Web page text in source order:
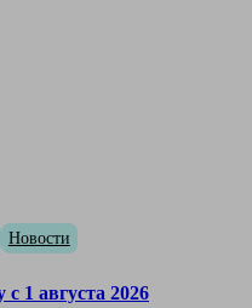
Новости
1 августа 2026